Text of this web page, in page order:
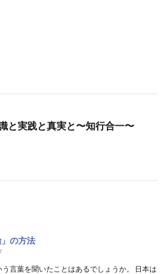
と実践と真実と〜知行合一〜
」の方法
言葉を聞いたことはあるでしょうか。 日本は